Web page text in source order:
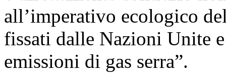
all’imperativo ecologico
fissati dalle Nazioni Unite
emissioni di gas serra”.